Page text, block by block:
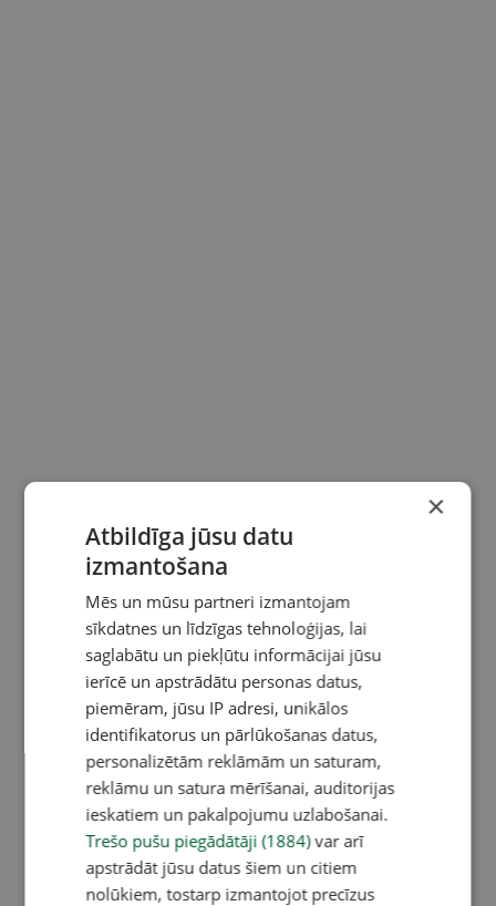
×
Atbildīga jūsu datu
izmantošana
Mēs un mūsu partneri izmantojam
sīkdatnes un līdzīgas tehnoloģijas, lai
saglabātu un piekļūtu informācijai jūsu
ierīcē un apstrādātu personas datus,
piemēram, jūsu IP adresi, unikālos
identifikatorus un pārlūkošanas datus,
personalizētām reklāmām un saturam,
reklāmu un satura mērīšanai, auditorijas
ieskatiem un pakalpojumu uzlabošanai.
Trešo pušu piegādātāji (1884)var arī
apstrādāt jūsu datus šiem un citiem
nolūkiem, tostarp izmantojot precīzus